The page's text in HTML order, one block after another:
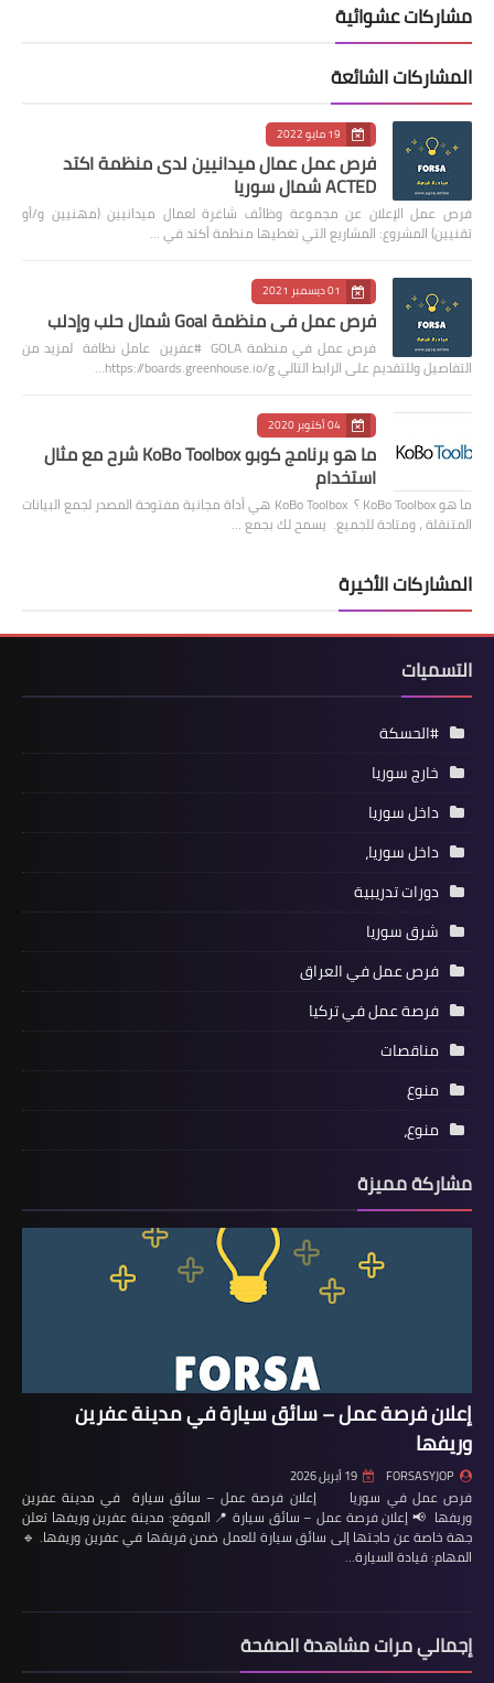
مشاركات عشوائية
المشاركات الشائعة
19 مايو 2022
فرص عمل عمال ميدانيين لدى منظمة اكتد
ACTED شمال سوريا
فرص عمل الإعلان عن مجموعة وظائف شاغرة لعمال ميدانيين (مهنيين و/أو
تقنيين) المشروع: المشاريع التي تغطيها منظمة أكتد في …
01 ديسمبر 2021
فرص عمل في منظمة Goal شمال حلب وإدلب
فرص عمل في منظمة GOLA #عفرين عامل نظافة لمزيد من
التفاصيل وللتقديم على الرابط التالي https://boards.greenhouse.io/g…
04 أكتوبر 2020
ما هو برنامج كوبو KoBo Toolbox شرح مع مثال
استخدام
ما هو KoBo Toolbox ؟ KoBo Toolbox هي أداة مجانية مفتوحة المصدر لجمع البيانات
المتنقلة ، ومتاحة للجميع. يسمح لك بجمع …
المشاركات الأخيرة
التسميات
#الحسكة
خارج سوريا
داخل سوريا
داخل سوريا،
دورات تدريبية
شرق سوريا
فرص عمل في العراق
فرصة عمل في تركيا
مناقصات
منوع
منوع،
مشاركة مميزة
إعلان فرصة عمل – سائق سيارة في مدينة عفرين
وريفها
FORSASYJOP 19 أبريل 2026
فرص عمل في سوريا إعلان فرصة عمل – سائق سيارة في مدينة عفرين
وريفها 📢 إعلان فرصة عمل – سائق سيارة 📍 الموقع: مدينة عفرين وريفها تعلن
جهة خاصة عن حاجتها إلى سائق سيارة للعمل ضمن فريقها في عفرين وريفها. 🔹
المهام: قيادة السيارة…
إجمالي مرات مشاهدة الصفحة